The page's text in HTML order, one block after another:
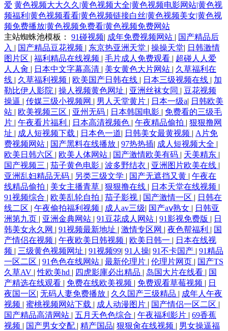
爱 黄色视频大大久久|黄色视频大全|黄色视频电影网站|黄色视
频福利|黄色视频看看|黄色视频链接白丝|黄色视频美女|黄色视
频免费播放|黄色视频免费看|黄色视频免费网站
主站蜘蛛池模板： 91碰视频| 成年免费视频网站 | 国产精品后
入 | 国产精品豆花视频 | 东京热亚洲天堂 | 操操天堂| 日韩激情
图片区 | 福利精品在线视频 | 毛片成人免费观看 | 超碰人人爱
人人肏 | 日本中文字幕高清 | 美女黄色大片网站 | 久草福利在
线 | 久草福利视频 | 欧美国产日韩在线 | 日本三级视频在线 | 加
勒比伊人影院 | 操人视频黄色网址 | 亚洲丝袜女同 | 豆花视频
操逼 | 传媒三级小视频网 | 男人天堂黄片 | 日本一级a| 日韩欧美
站 | 欧美视频三区 | 亚州无码 | 日本韩国电影 | 免费看的三级毛
片 | 午夜看片福利 | 日本高清视频色 | 午夜精品偷拍 | 狠狠撸网
址 | 成人短视频下载 | 日本色一道| 日韩美女最黄视频 | A片免
费视频网站 | 国产黑料在线播放 | 97热热插| 成人短视频大全 |
欧美日韩六区 | 欧美人体网站 | 国产激情欧美有码 | 天美精东 |
国产视频三 | 茄子黄色电影 | 波多野结衣 | 亚洲图片欧美在线 |
亚洲乱妇精品无码 | 另类三级文学 | 国产无遮挡又黄 | 午夜在
线精品偷拍 | 美女主播青草 | 狠狠撸在线 | 日本天堂在线视频 |
91视频综合 | 欧美乱轮自拍 | 茄子影视 | 国产激情一区 | 日韩在
线二区 | 午夜偷拍福利视频 | 成人av三级| 国产aⅴ熟女 | 日韩亚
洲第九页 | 亚洲金典网站 | 91豆花成人网站 | 91影视免费版 | 日
韩美女永久网 | 91视频最新地址 | 激情专区网 | 夜色帮福利 | 国
产情侣在视频 | 午夜欧美日韩视频 | 欧美日韩一 | 日本在线视
频 | 三级黄色视频网址 | 91视频99| 91人操| 91不卡国产 | 91精品
一区二区 | 91色色在线网站 | 最新伦理片 | 伦理片网页 | 国产TS
久草AV |性欧美hd | 四虎影庫必出精品 | 岛国大片在线看 | 国
产精选在线观看 | 免费在线欧美视频 | 免费观看草莓视频 | 日
夜国一区| 无码人妻免费播放 | 久久国产三级精品 | 成年人午夜
视频 | 蜜桃视频网站下载 | 成人动漫图片 | 国产情侣一区二区 |
国产精品高清网站 | 五月天色色综合 | 午夜福利影片 | 69香蕉
视频 | 国产男女交配 | 精产国品| 狠狠肏在线视频 | 男女操逼福